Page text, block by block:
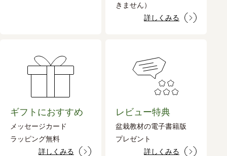
きません）
詳しくみる
ギフトにおすすめ
メッセージカード
ラッピング無料
詳しくみる
レビュー特典
盆栽教材の電子書籍版
プレゼント
詳しくみる